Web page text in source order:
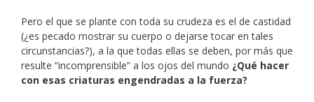
Pero el que se plante con toda su crudeza es el de castidad
(¿es pecado mostrar su cuerpo o dejarse tocar en tales
circunstancias?), a la que todas ellas se deben, por más que
resulte “incomprensible” a los ojos del mundo ¿Qué hacer
con esas criaturas engendradas a la fuerza?